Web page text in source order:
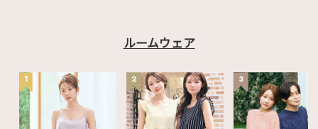
ルームウェア
1 2 3